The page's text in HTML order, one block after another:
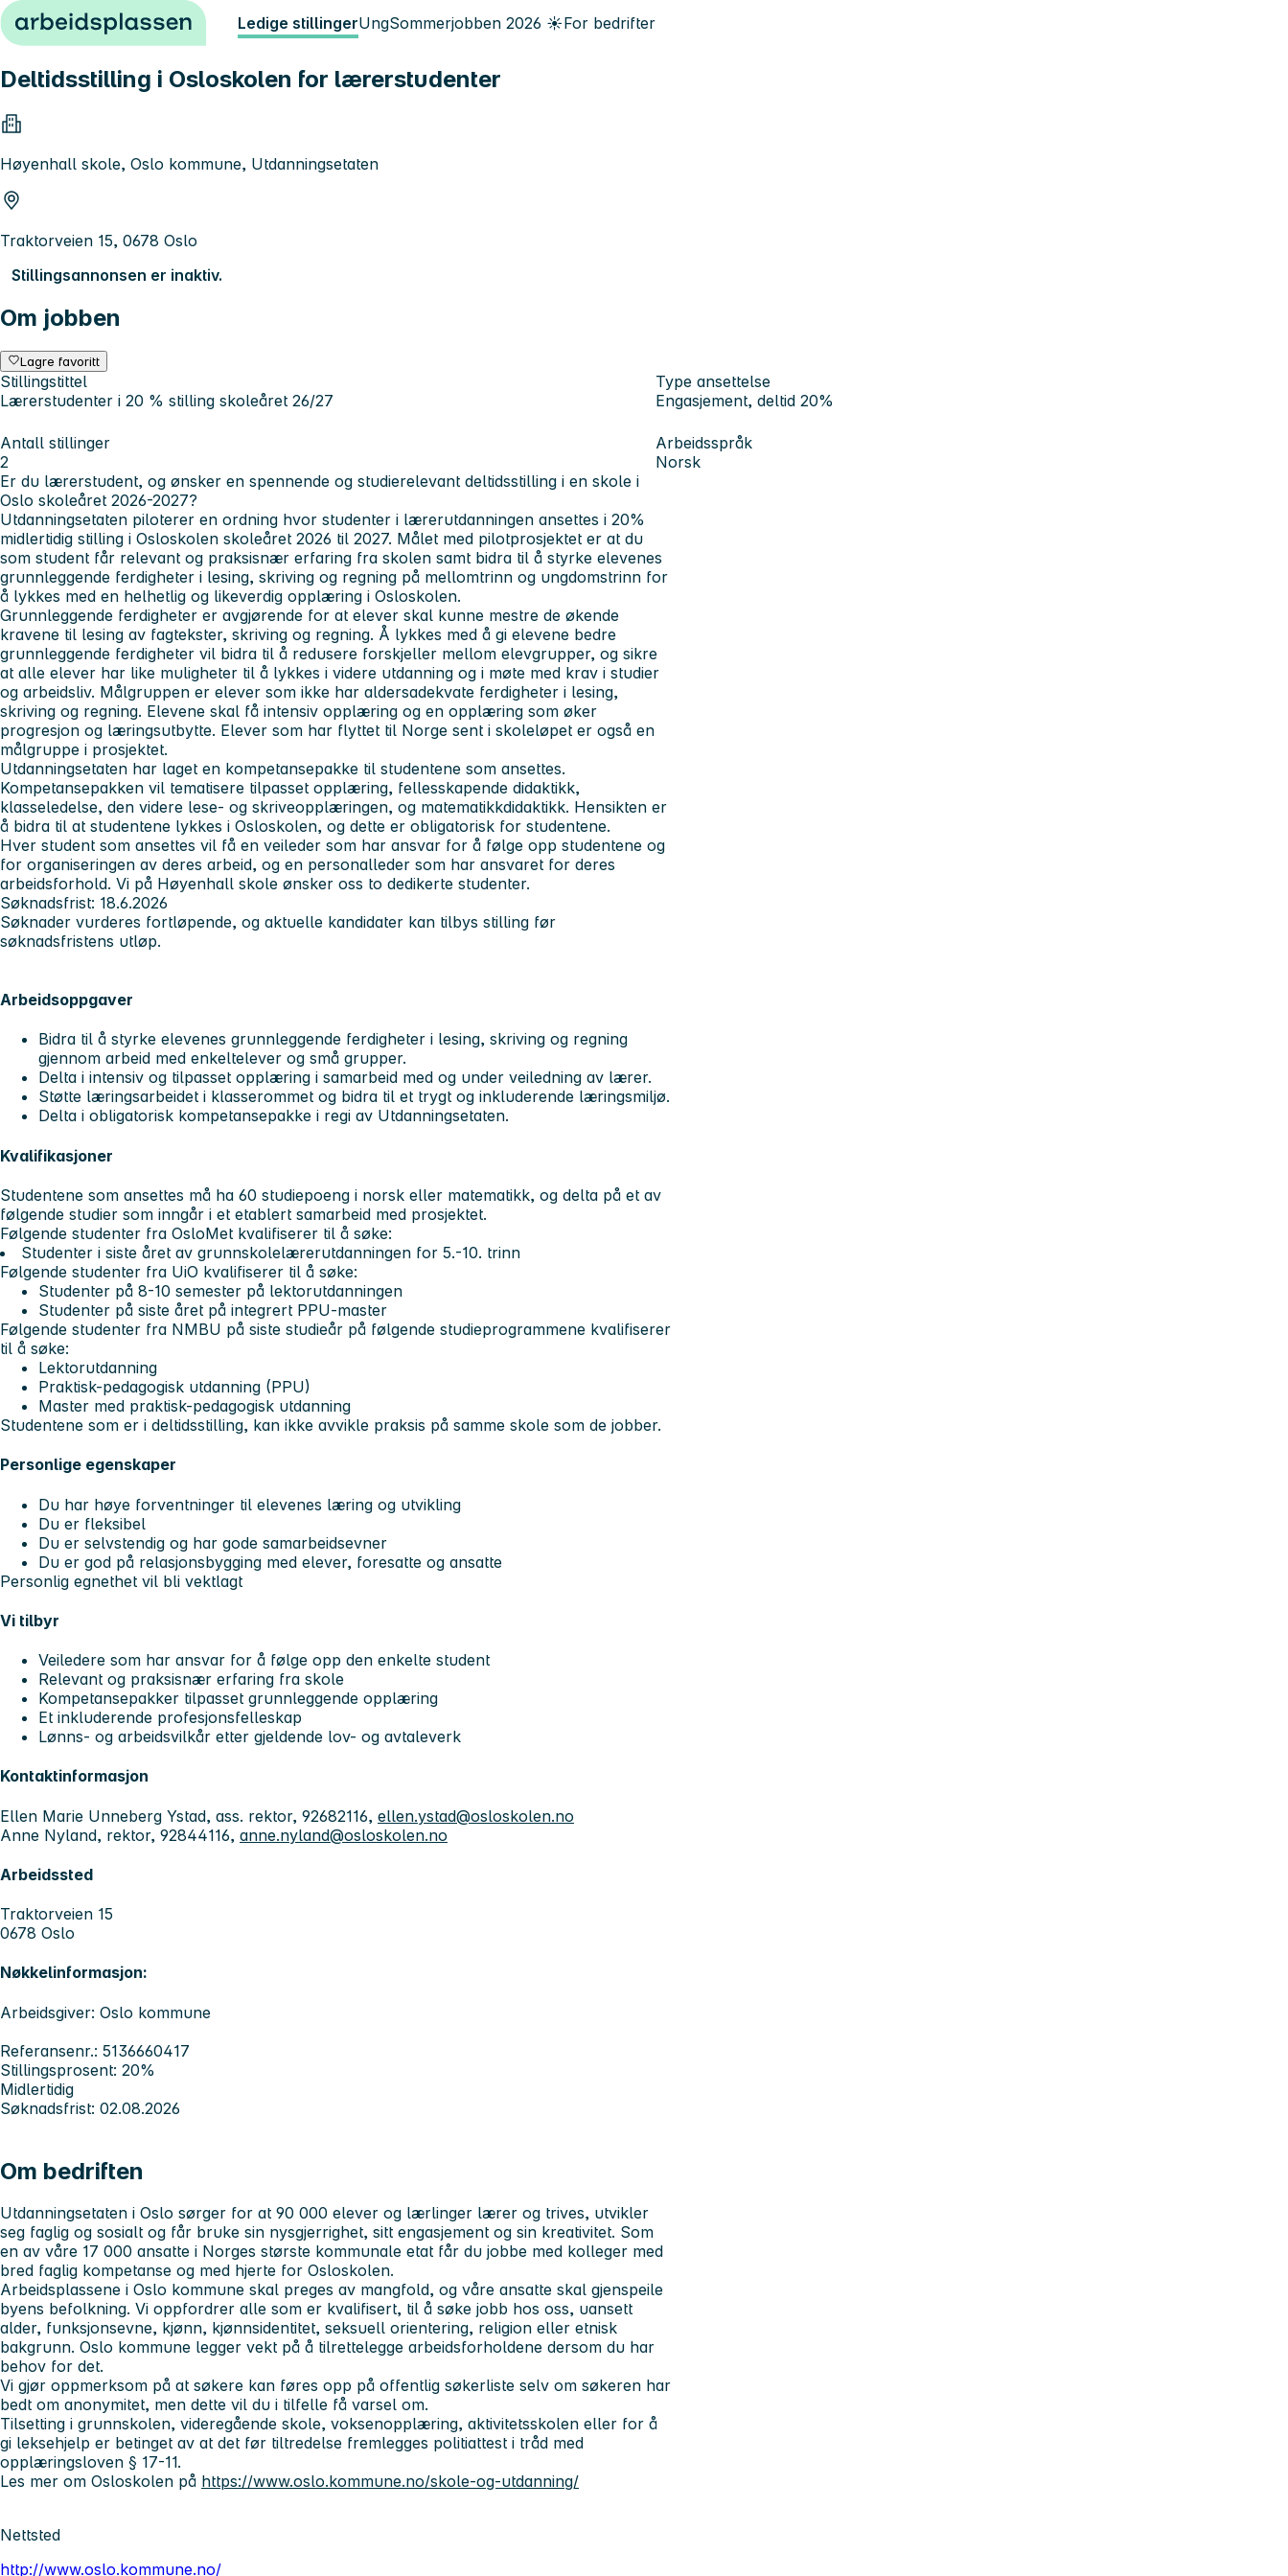
Hopp til innhold Ledige stillingerUngSommerjobben 2026 ☀️For bedrifter
Deltidsstilling i Osloskolen for lærerstudenter
Høyenhall skole, Oslo kommune, Utdanningsetaten
Traktorveien 15, 0678 Oslo
Stillingsannonsen er inaktiv.
Om jobben
Lagre favoritt
Stillingstittel
Lærerstudenter i 20 % stilling skoleåret 26/27
Type ansettelse
Engasjement, deltid 20%
Antall stillinger
2
Arbeidsspråk
Norsk
Er du lærerstudent, og ønsker en spennende og studierelevant deltidsstilling i en skole i
Oslo skoleåret 2026-2027?
Utdanningsetaten piloterer en ordning hvor studenter i lærerutdanningen ansettes i 20%
midlertidig stilling i Osloskolen skoleåret 2026 til 2027. Målet med pilotprosjektet er at du
som student får relevant og praksisnær erfaring fra skolen samt bidra til å styrke elevenes
grunnleggende ferdigheter i lesing, skriving og regning på mellomtrinn og ungdomstrinn for
å lykkes med en helhetlig og likeverdig opplæring i Osloskolen.
Grunnleggende ferdigheter er avgjørende for at elever skal kunne mestre de økende
kravene til lesing av fagtekster, skriving og regning. Å lykkes med å gi elevene bedre
grunnleggende ferdigheter vil bidra til å redusere forskjeller mellom elevgrupper, og sikre
at alle elever har like muligheter til å lykkes i videre utdanning og i møte med krav i studier
og arbeidsliv. Målgruppen er elever som ikke har aldersadekvate ferdigheter i lesing,
skriving og regning. Elevene skal få intensiv opplæring og en opplæring som øker
progresjon og læringsutbytte. Elever som har flyttet til Norge sent i skoleløpet er også en
målgruppe i prosjektet.
Utdanningsetaten har laget en kompetansepakke til studentene som ansettes.
Kompetansepakken vil tematisere tilpasset opplæring, fellesskapende didaktikk,
klasseledelse, den videre lese- og skriveopplæringen, og matematikkdidaktikk. Hensikten er
å bidra til at studentene lykkes i Osloskolen, og dette er obligatorisk for studentene.
Hver student som ansettes vil få en veileder som har ansvar for å følge opp studentene og
for organiseringen av deres arbeid, og en personalleder som har ansvaret for deres
arbeidsforhold. Vi på Høyenhall skole ønsker oss to dedikerte studenter.
Søknadsfrist: 18.6.2026
Søknader vurderes fortløpende, og aktuelle kandidater kan tilbys stilling før
søknadsfristens utløp.
Arbeidsoppgaver
Bidra til å styrke elevenes grunnleggende ferdigheter i lesing, skriving og regning
gjennom arbeid med enkeltelever og små grupper.
Delta i intensiv og tilpasset opplæring i samarbeid med og under veiledning av lærer.
Støtte læringsarbeidet i klasserommet og bidra til et trygt og inkluderende læringsmiljø.
Delta i obligatorisk kompetansepakke i regi av Utdanningsetaten.
Kvalifikasjoner
Studentene som ansettes må ha 60 studiepoeng i norsk eller matematikk, og delta på et av
følgende studier som inngår i et etablert samarbeid med prosjektet.
Følgende studenter fra OsloMet kvalifiserer til å søke:
Studenter i siste året av grunnskolelærerutdanningen for 5.-10. trinn
Følgende studenter fra UiO kvalifiserer til å søke:
Studenter på 8-10 semester på lektorutdanningen
Studenter på siste året på integrert PPU-master
Følgende studenter fra NMBU på siste studieår på følgende studieprogrammene kvalifiserer
til å søke:
Lektorutdanning
Praktisk-pedagogisk utdanning (PPU)
Master med praktisk-pedagogisk utdanning
Studentene som er i deltidsstilling, kan ikke avvikle praksis på samme skole som de jobber.
Personlige egenskaper
Du har høye forventninger til elevenes læring og utvikling
Du er fleksibel
Du er selvstendig og har gode samarbeidsevner
Du er god på relasjonsbygging med elever, foresatte og ansatte
Personlig egnethet vil bli vektlagt
Vi tilbyr
Veiledere som har ansvar for å følge opp den enkelte student
Relevant og praksisnær erfaring fra skole
Kompetansepakker tilpasset grunnleggende opplæring
Et inkluderende profesjonsfelleskap
Lønns- og arbeidsvilkår etter gjeldende lov- og avtaleverk
Kontaktinformasjon
Ellen Marie Unneberg Ystad, ass. rektor, 92682116, ellen.ystad@osloskolen.no
Anne Nyland, rektor, 92844116, anne.nyland@osloskolen.no
Arbeidssted
Traktorveien 15
0678 Oslo
Nøkkelinformasjon:
Arbeidsgiver: Oslo kommune
Referansenr.: 5136660417
Stillingsprosent: 20%
Midlertidig
Søknadsfrist: 02.08.2026
Om bedriften
Utdanningsetaten i Oslo sørger for at 90 000 elever og lærlinger lærer og trives, utvikler
seg faglig og sosialt og får bruke sin nysgjerrighet, sitt engasjement og sin kreativitet. Som
en av våre 17 000 ansatte i Norges største kommunale etat får du jobbe med kolleger med
bred faglig kompetanse og med hjerte for Osloskolen.
Arbeidsplassene i Oslo kommune skal preges av mangfold, og våre ansatte skal gjenspeile
byens befolkning. Vi oppfordrer alle som er kvalifisert, til å søke jobb hos oss, uansett
alder, funksjonsevne, kjønn, kjønnsidentitet, seksuell orientering, religion eller etnisk
bakgrunn. Oslo kommune legger vekt på å tilrettelegge arbeidsforholdene dersom du har
behov for det.
Vi gjør oppmerksom på at søkere kan føres opp på offentlig søkerliste selv om søkeren har
bedt om anonymitet, men dette vil du i tilfelle få varsel om.
Tilsetting i grunnskolen, videregående skole, voksenopplæring, aktivitetsskolen eller for å
gi leksehjelp er betinget av at det før tiltredelse fremlegges politiattest i tråd med
opplæringsloven § 17-11.
Les mer om Osloskolen på https://www.oslo.kommune.no/skole-og-utdanning/
Nettsted
http://www.oslo.kommune.no/